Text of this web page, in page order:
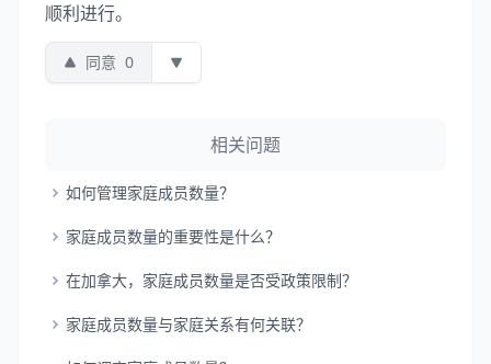
顺利进行。
同意 0
相关问题
如何管理家庭成员数量？
家庭成员数量的重要性是什么？
在加拿大，家庭成员数量是否受政策限制？
家庭成员数量与家庭关系有何关联？